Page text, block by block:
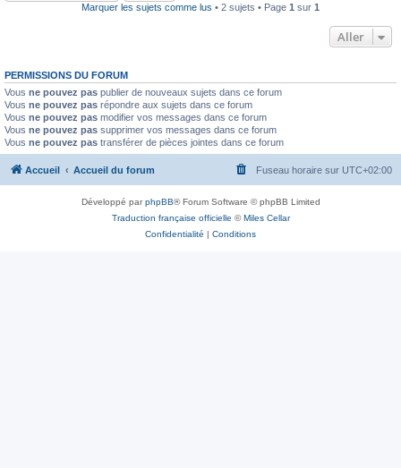
Marquer les sujets comme lus • 2 sujets • Page 1 sur 1
Aller
PERMISSIONS DU FORUM
Vous ne pouvez pas publier de nouveaux sujets dans ce forum
Vous ne pouvez pas répondre aux sujets dans ce forum
Vous ne pouvez pas modifier vos messages dans ce forum
Vous ne pouvez pas supprimer vos messages dans ce forum
Vous ne pouvez pas transférer de pièces jointes dans ce forum
Accueil Accueil du forum Fuseau horaire sur UTC+02:00
Développé parphpBB® Forum Software © phpBB Limited
Traduction française officielle ©Miles Cellar
Confidentialité | Conditions